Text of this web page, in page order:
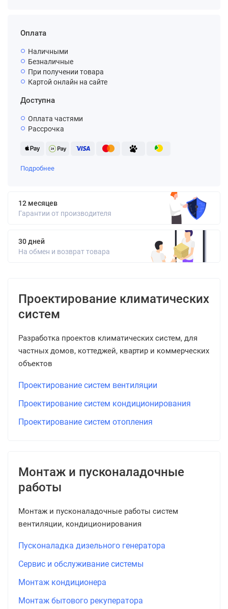
Оплата
Наличными
Безналичные
При получении товара
Картой онлайн на сайте
Доступна
Оплата частями
Рассрочка
Подробнее
12 месяцев
Гарантии от производителя
30 дней
На обмен и возврат товара
Проектирование климатических
систем
Разработка проектов климатических систем, для
частных домов, коттеджей, квартир и коммерческих
объектов
Проектирование систем вентиляции
Проектирование систем кондиционирования
Проектирование систем отопления
Монтаж и пусконаладочные
работы
Монтаж и пусконаладочные работы систем
вентиляции, кондиционирования
Пусконаладка дизельного генератора
Сервис и обслуживание системы
Монтаж кондиционера
Монтаж бытового рекуператора